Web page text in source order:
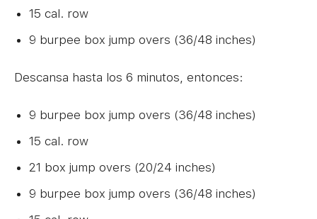
15 cal. row
9 burpee box jump overs (36/48 inches)
Descansa hasta los 6 minutos, entonces:
9 burpee box jump overs (36/48 inches)
15 cal. row
21 box jump overs (20/24 inches)
9 burpee box jump overs (36/48 inches)